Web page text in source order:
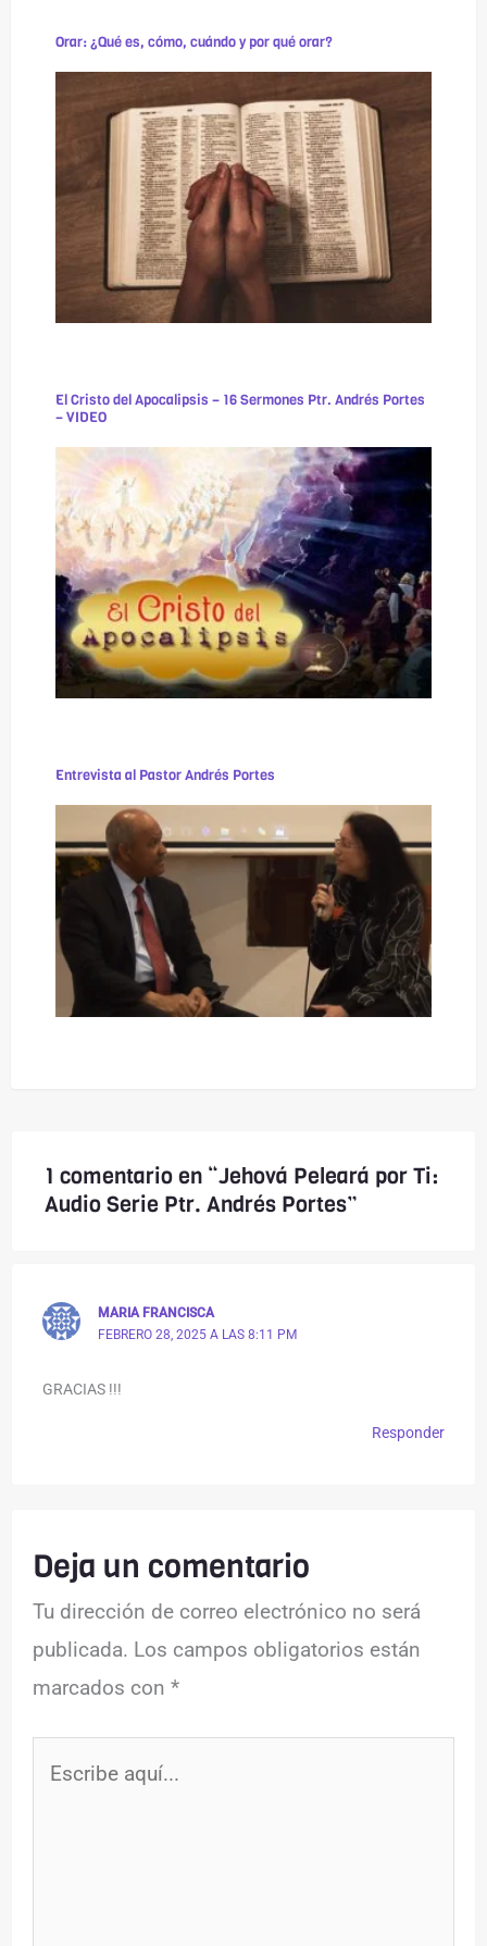
Orar: ¿Qué es, cómo, cuándo y por qué orar?
El Cristo del Apocalipsis – 16 Sermones Ptr. Andrés Portes
– VIDEO
Entrevista al Pastor Andrés Portes
1 comentario en “Jehová Peleará por Ti:
Audio Serie Ptr. Andrés Portes”
MARIA FRANCISCA
FEBRERO 28, 2025 A LAS 8:11 PM
GRACIAS !!!
Responder
Deja un comentario
Tu dirección de correo electrónico no será
publicada. Los campos obligatorios están
marcados con*